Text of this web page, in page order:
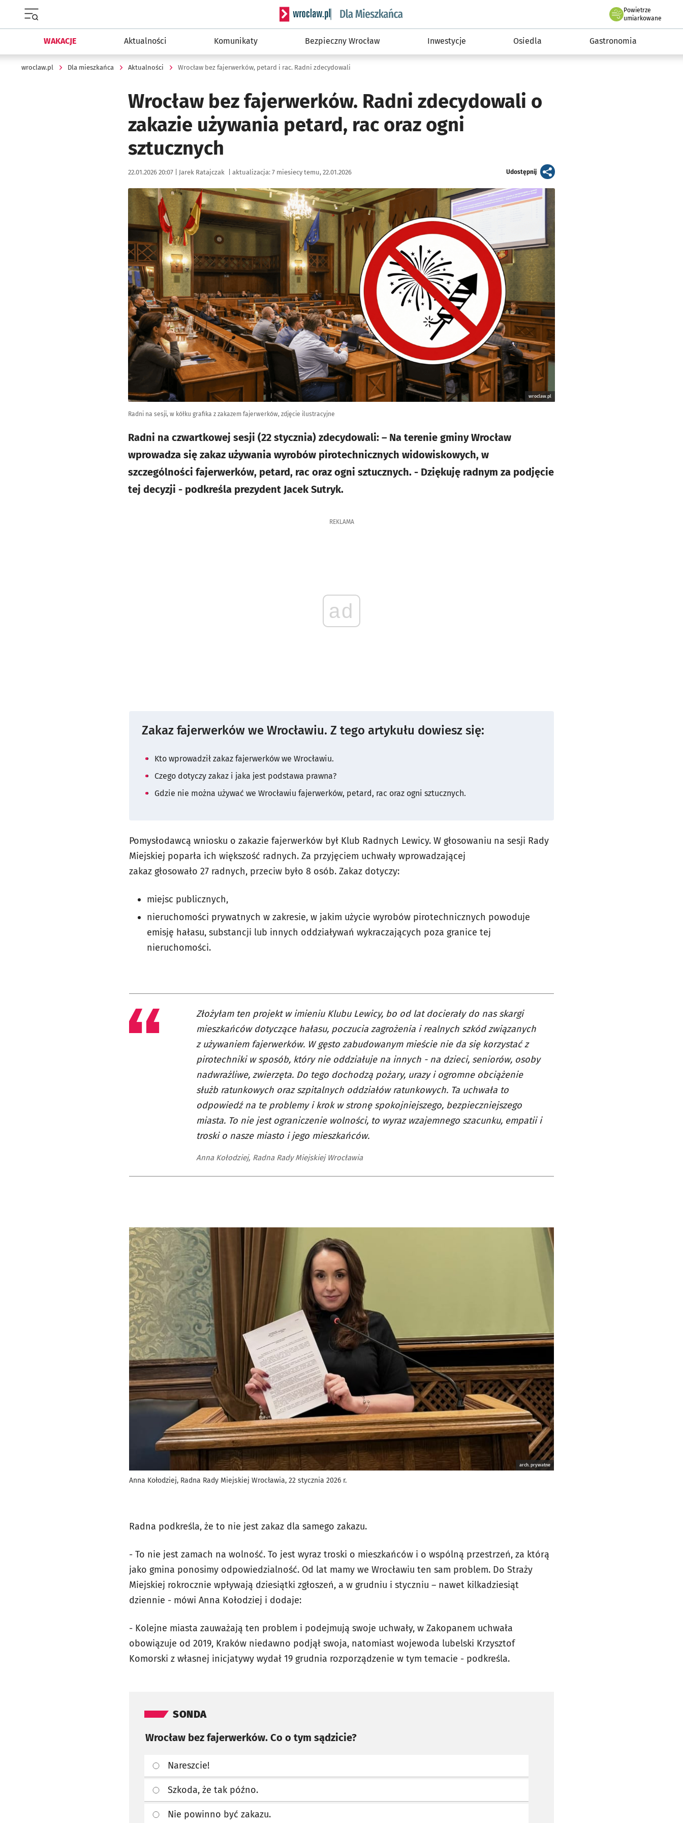
Serwis informacyjny wroclaw.pl podserwis: Dla mieszkańca
Powietrze
we Wrocławiu
umiarkowane
WAKACJE Aktualności Komunikaty Bezpieczny Wrocław Inwestycje Osiedla Gastronomia
wroclaw.pl Dla mieszkańca Aktualności Wrocław bez fajerwerków, petard i rac. Radni zdecydowali
Wrocław bez fajerwerków. Radni zdecydowali o
zakazie używania petard, rac oraz ogni
sztucznych
Data publikacji:
22.01.2026 20:07 | Autor:
Jarek Ratajczak aktualizacja: 7 miesiecy temu, 22.01.2026 Udostępnijartykuł
Kliknij, aby powiększyć
wroclaw.pl
Radni na sesji, w kółku grafika z zakazem fajerwerków, zdjęcie ilustracyjne
Radni na czwartkowej sesji (22 stycznia) zdecydowali: – Na terenie gminy Wrocław
wprowadza się zakaz używania wyrobów pirotechnicznych widowiskowych, w
szczególności fajerwerków, petard, rac oraz ogni sztucznych. - Dziękuję radnym za podjęcie
tej decyzji - podkreśla prezydent Jacek Sutryk.
REKLAMA
ad
Zakaz fajerwerków we Wrocławiu. Z tego artykułu dowiesz się:
Kto wprowadził zakaz fajerwerków we Wrocławiu.
Czego dotyczy zakaz i jaka jest podstawa prawna?
Gdzie nie można używać we Wrocławiu fajerwerków, petard, rac oraz ogni sztucznych.
Pomysłodawcą wniosku o zakazie fajerwerków był Klub Radnych Lewicy. W głosowaniu na sesji Rady
Miejskiej poparła ich większość radnych. Za przyjęciem uchwały wprowadzającej
zakaz głosowało 27 radnych, przeciw było 8 osób. Zakaz dotyczy:
miejsc publicznych,
nieruchomości prywatnych w zakresie, w jakim użycie wyrobów pirotechnicznych powoduje
emisję hałasu, substancji lub innych oddziaływań wykraczających poza granice tej
nieruchomości.
Złożyłam ten projekt w imieniu Klubu Lewicy, bo od lat docierały do nas skargi
mieszkańców dotyczące hałasu, poczucia zagrożenia i realnych szkód związanych
z używaniem fajerwerków. W gęsto zabudowanym mieście nie da się korzystać z
pirotechniki w sposób, który nie oddziałuje na innych - na dzieci, seniorów, osoby
nadwrażliwe, zwierzęta. Do tego dochodzą pożary, urazy i ogromne obciążenie
służb ratunkowych oraz szpitalnych oddziałów ratunkowych. Ta uchwała to
odpowiedź na te problemy i krok w stronę spokojniejszego, bezpieczniejszego
miasta. To nie jest ograniczenie wolności, to wyraz wzajemnego szacunku, empatii i
troski o nasze miasto i jego mieszkańców.
Anna Kołodziej, Radna Rady Miejskiej Wrocławia
arch. prywatne
Anna Kołodziej, Radna Rady Miejskiej Wrocławia, 22 stycznia 2026 r.
Radna podkreśla, że to nie jest zakaz dla samego zakazu.
- To nie jest zamach na wolność. To jest wyraz troski o mieszkańców i o wspólną przestrzeń, za którą
jako gmina ponosimy odpowiedzialność. Od lat mamy we Wrocławiu ten sam problem. Do Straży
Miejskiej rokrocznie wpływają dziesiątki zgłoszeń, a w grudniu i styczniu – nawet kilkadziesiąt
dziennie - mówi Anna Kołodziej i dodaje:
- Kolejne miasta zauważają ten problem i podejmują swoje uchwały, w Zakopanem uchwała
obowiązuje od 2019, Kraków niedawno podjął swoja, natomiast wojewoda lubelski Krzysztof
Komorski z własnej inicjatywy wydał 19 grudnia rozporządzenie w tym temacie - podkreśla.
SONDA
Wrocław bez fajerwerków. Co o tym sądzicie?
Nareszcie!
Szkoda, że tak późno.
Nie powinno być zakazu.